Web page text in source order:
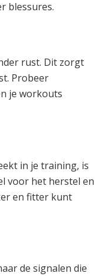
blessures.
rust. Dit zorgt
Probeer
je workouts
in je training, is
voor het herstel en
en fitter kunt
de signalen die